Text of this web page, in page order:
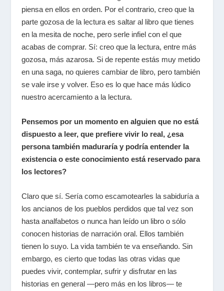
piensa en ellos en orden. Por el contrario, creo que la
parte gozosa de la lectura es saltar al libro que tienes
en la mesita de noche, pero serle infiel con el que
acabas de comprar. Sí: creo que la lectura, entre más
gozosa, más azarosa. Si de repente estás muy metido
en una saga, no quieres cambiar de libro, pero también
se vale irse y volver. Eso es lo que hace más lúdico
nuestro acercamiento a la lectura.
Pensemos por un momento en alguien que no está
dispuesto a leer, que prefiere vivir lo real, ¿esa
persona también maduraría y podría entender la
existencia o este conocimiento está reservado para
los lectores?
Claro que sí. Sería como escamotearles la sabiduría a
los ancianos de los pueblos perdidos que tal vez son
hasta analfabetos o nunca han leído un libro o sólo
conocen historias de narración oral. Ellos también
tienen lo suyo. La vida también te va enseñando. Sin
embargo, es cierto que todas las otras vidas que
puedes vivir, contemplar, sufrir y disfrutar en las
historias en general ―pero más en los libros― te